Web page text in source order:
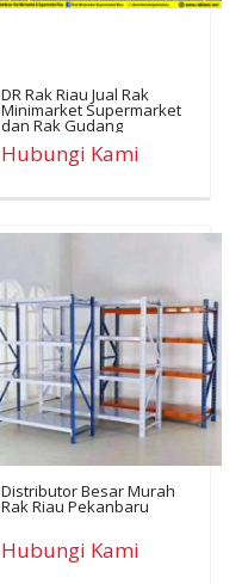
DR Rak Riau Jual Rak
Minimarket Supermarket
dan Rak Gudang
Hubungi Kami
Distributor Besar Murah
Rak Riau Pekanbaru
Hubungi Kami